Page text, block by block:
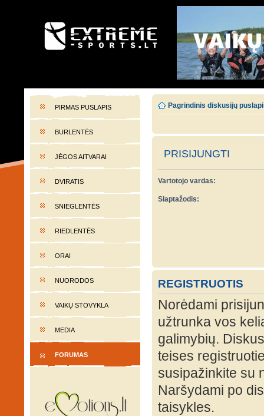
EXTREME-SPORTS.LT
PIRMAS PUSLAPIS
BURLENTĖS
JĖGOS AITVARAI
DVIRATIS
SNIEGLENTĖS
RIEDLENTĖS
ORAI
NUORODOS
VAIKŲ STOVYKLA
MEDIA
FORUMAS
Pagrindinis diskusijų
PRISIJUNGTI
Vartotojo vardas:
Slaptažodis:
REGISTRUOTIS
Norėdami
užtrunka vos
galimybių.
teises
susipažinkite su
Naršydami po
taisykles.